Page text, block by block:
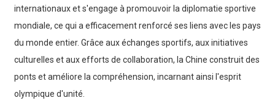
internationaux et s'engage à promouvoir la diplomatie sportive
mondiale, ce qui a efficacement renforcé ses liens avec les pays
du monde entier. Grâce aux échanges sportifs, aux initiatives
culturelles et aux efforts de collaboration, la Chine construit des
ponts et améliore la compréhension, incarnant ainsi l'esprit
olympique d'unité.